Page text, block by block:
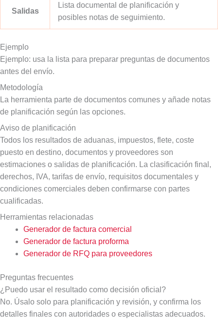
Salidas
Lista documental de planificación y
posibles notas de seguimiento.
Ejemplo
Ejemplo: usa la lista para preparar preguntas de documentos
antes del envío.
Metodología
La herramienta parte de documentos comunes y añade notas
de planificación según las opciones.
Aviso de planificación
Todos los resultados de aduanas, impuestos, flete, coste
puesto en destino, documentos y proveedores son
estimaciones o salidas de planificación. La clasificación final,
derechos, IVA, tarifas de envío, requisitos documentales y
condiciones comerciales deben confirmarse con partes
cualificadas.
Herramientas relacionadas
Generador de factura comercial
Generador de factura proforma
Generador de RFQ para proveedores
Preguntas frecuentes
¿Puedo usar el resultado como decisión oficial?
No. Úsalo solo para planificación y revisión, y confirma los
detalles finales con autoridades o especialistas adecuados.